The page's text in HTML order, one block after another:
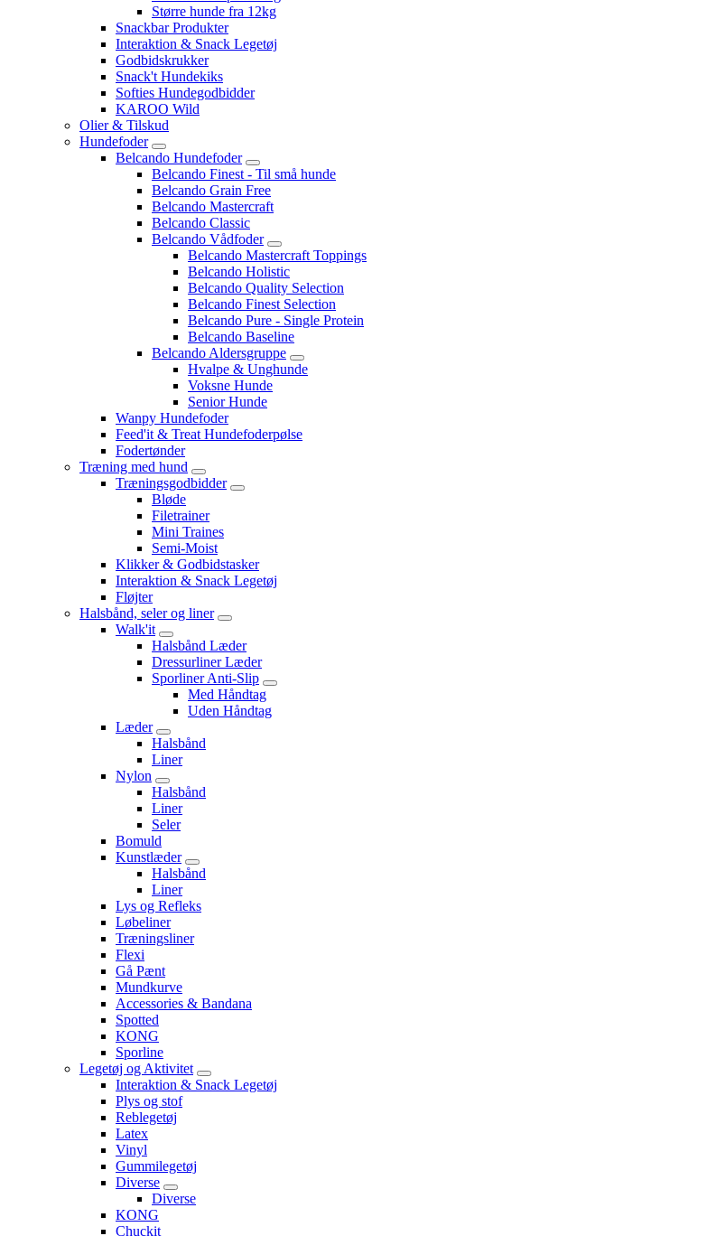
Større hunde fra 12kg
Snackbar Produkter
Interaktion & Snack Legetøj
Godbidskrukker
Snack't Hundekiks
Softies Hundegodbidder
KAROO Wild
Olier & Tilskud
Hundefoder
Belcando Hundefoder
Belcando Finest - Til små hunde
Belcando Grain Free
Belcando Mastercraft
Belcando Classic
Belcando Vådfoder
Belcando Mastercraft Toppings
Belcando Holistic
Belcando Quality Selection
Belcando Finest Selection
Belcando Pure - Single Protein
Belcando Baseline
Belcando Aldersgruppe
Hvalpe & Unghunde
Voksne Hunde
Senior Hunde
Wanpy Hundefoder
Feed'it & Treat Hundefoderpølse
Fodertønder
Træning med hund
Træningsgodbidder
Bløde
Filetrainer
Mini Traines
Semi-Moist
Klikker & Godbidstasker
Interaktion & Snack Legetøj
Fløjter
Halsbånd, seler og liner
Walk'it
Halsbånd Læder
Dressurliner Læder
Sporliner Anti-Slip
Med Håndtag
Uden Håndtag
Læder
Halsbånd
Liner
Nylon
Halsbånd
Liner
Seler
Bomuld
Kunstlæder
Halsbånd
Liner
Lys og Refleks
Løbeliner
Træningsliner
Flexi
Gå Pænt
Mundkurve
Accessories & Bandana
Spotted
KONG
Sporline
Legetøj og Aktivitet
Interaktion & Snack Legetøj
Plys og stof
Reblegetøj
Latex
Vinyl
Gummilegetøj
Diverse
Diverse
KONG
Chuckit